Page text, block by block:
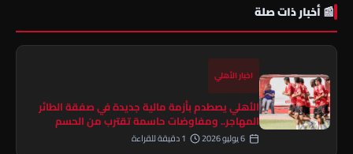
📰 أخبار ذات صلة
اخبار الأهلي
الأهلي يصطدم بأزمة مالية جديدة في صفقة الطائر
المهاجر.. ومفاوضات حاسمة تقترب من الحسم